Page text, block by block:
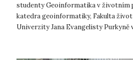
studenty Geoinformatika v životním
katedra geoinformatiky, Fakulta
Univerzity Jana Evangelisty Purkyně